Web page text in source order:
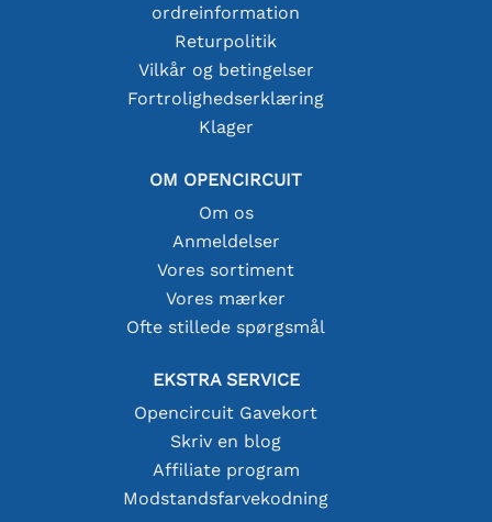
ordreinformation
Returpolitik
Vilkår og betingelser
Fortrolighedserklæring
Klager
OM OPENCIRCUIT
Om os
Anmeldelser
Vores sortiment
Vores mærker
Ofte stillede spørgsmål
EKSTRA SERVICE
Opencircuit Gavekort
Skriv en blog
Affiliate program
Modstandsfarvekodning